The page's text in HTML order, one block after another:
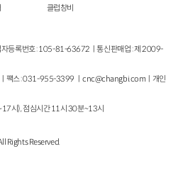
클럽창비
자등록번호 : 105-81-63672ㅣ통신판매업 : 제 2009-
ㅣ팩스 : 031-955-3399 ㅣcnc@changbi.com ㅣ개인
시), 점심시간 11시 30분~13시
Rights Reserved.